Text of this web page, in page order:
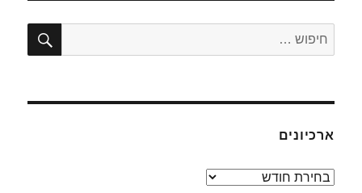
חפש:
ארכיונים
ארכיונים